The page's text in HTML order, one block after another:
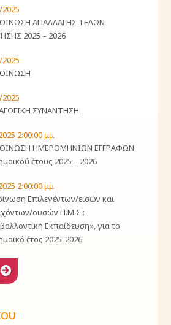
ΑΠΑΛΛΑΓΗΣ ΤΕΛΩΝ
2025 – 2026
ΣΥΝΑΝΤΗΣΗ
2:00:00 μμ
ΗΜΕΡΟΜΗΝΙΩΝ ΕΓΓΡΑΦΩΝ
έτους 2025 – 2026
2:00:00 μμ
Επιλεγέντων/εισών και
ουσών Π.Μ.Σ.:
Εκπαίδευση», για το
έτος 2025-2026